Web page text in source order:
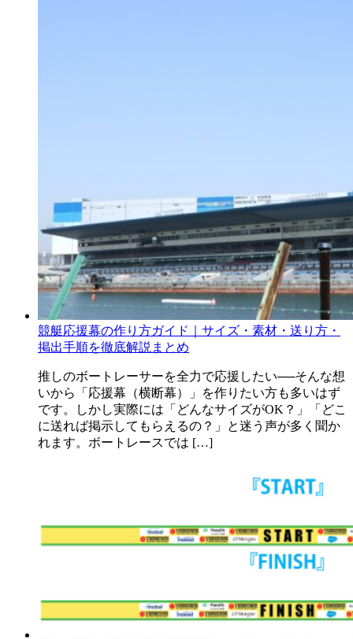
競艇応援幕の作り方ガイド｜サイズ・素材・送り方・
掲出手順を徹底解説まとめ
推しのボートレーサーを全力で応援したい──そんな想
いから「応援幕（横断幕）」を作りたい方も多いはず
です。しかし実際には「どんなサイズがOK？」「どこ
に送れば掲示してもらえるの？」と迷う声が多く聞か
れます。ボートレースでは […]